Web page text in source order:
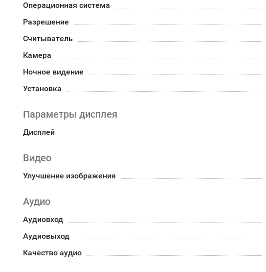
Операционная система
Разрешение
Считыватель
Камера
Ночное видение
Установка
Параметры дисплея
Дисплей
Видео
Улучшение изображения
Аудио
Аудиовход
Аудиовыход
Качество аудио